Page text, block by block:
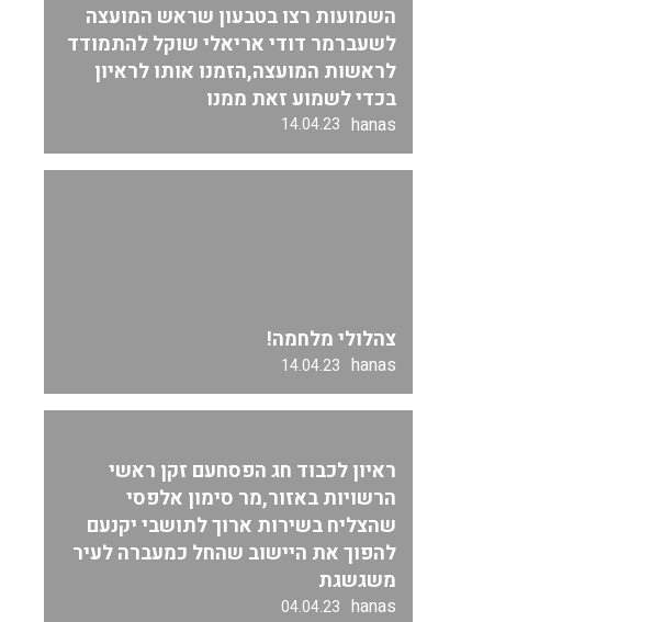
השמועות רצו בטבעון שראש המועצה
לשעברמר דודי אריאלי שוקל להתמודד
לראשות המועצה,הזמנו אותו לראיון
בכדי לשמוע זאת ממנו
hanas
14.04.23
צהלולי מלחמה!
hanas
14.04.23
ראיון לכבוד חג הפסחעם זקן ראשי
הרשויות באזור,מר סימון אלפסי
שהצליח בשירות ארוך לתושבי יקנעם
להפוך את היישוב שהחל כמעברה לעיר
משגשגת
hanas
04.04.23